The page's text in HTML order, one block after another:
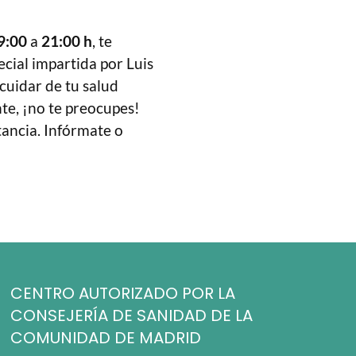
a 21:00 h, te
impartida por Luis
de tu salud
¡no te preocupes!
Infórmate o
CENTRO AUTORIZADO POR LA
CONSEJERÍA DE SANIDAD DE LA
COMUNIDAD DE MADRID